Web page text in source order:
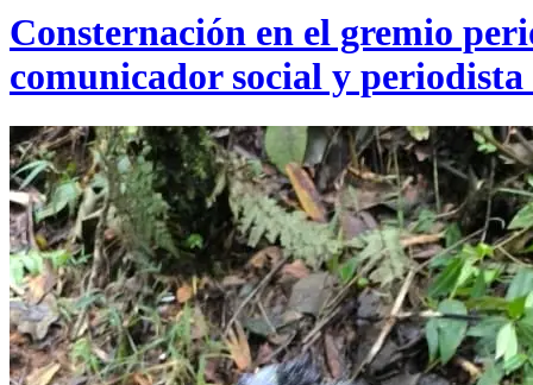
Consternación en el gremio
comunicador social y